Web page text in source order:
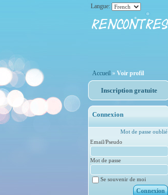
Langue:
Accueil » Voir profil
Inscription gratuite
Connexion
Mot de passe oublié
Email/Pseudo
Mot de passe
Se souvenir de moi